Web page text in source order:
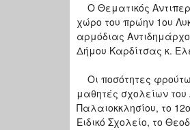
Ο Θεματικός
χώρο του πρώην 1ου
αρμόδιας
Δήμου Καρδίτσας κ.
Οι ποσότητες
μαθητές σχολείων
Παλαιοκκλησίου, το
Ειδικό Σχολείο, το